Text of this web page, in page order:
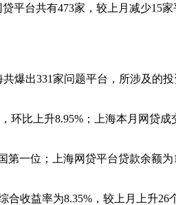
平台共有473家，较上月减少15
爆出331家问题平台，所涉及的投
比上升8.95%；上海本月网贷成
一位；上海网贷平台贷款余额为
收益率为8.35%，较上月上升26